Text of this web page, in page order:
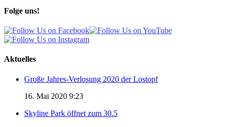
Folge uns!
Aktuelles
Große Jahres-Verlosung 2020 der Lostopf
16. Mai 2020 9:23
Skyline Park öffnet zum 30.5